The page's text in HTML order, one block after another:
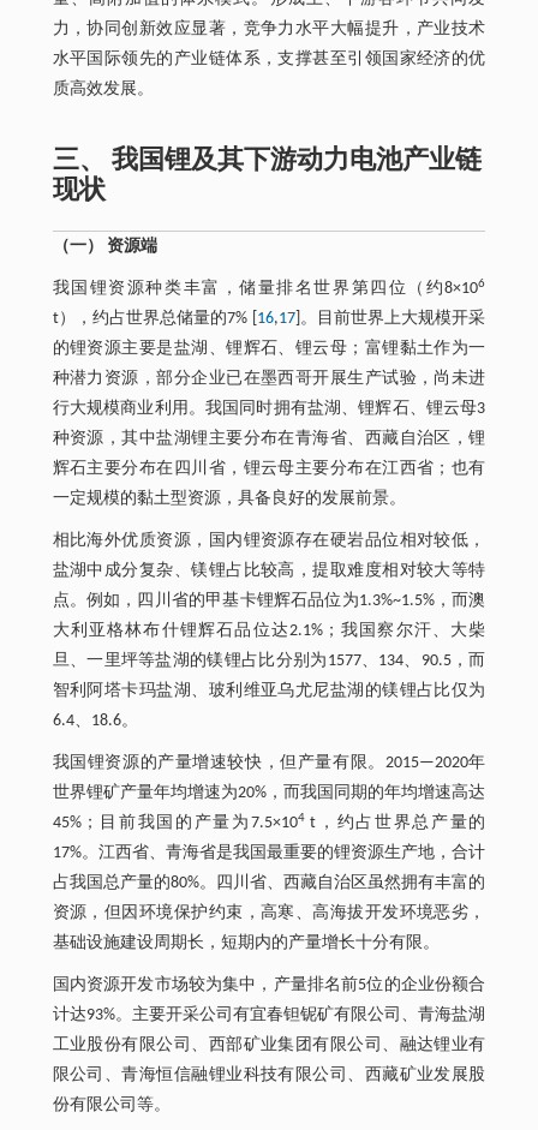
力，协同创新效应显著，竞争力水平大幅提升，产业技术
水平国际领先的产业链体系，支撑甚至引领国家经济的优
质高效发展。
三、 我国锂及其下游动力电池产业链
现状
（一） 资源端
我国锂资源种类丰富，储量排名世界第四位（约8×106
t），约占世界总储量的7% [ 16,17]。目前世界上大规模开采
的锂资源主要是盐湖、锂辉石、锂云母；富锂黏土作为一
种潜力资源，部分企业已在墨西哥开展生产试验，尚未进
行大规模商业利用。我国同时拥有盐湖、锂辉石、锂云母3
种资源，其中盐湖锂主要分布在青海省、西藏自治区，锂
辉石主要分布在四川省，锂云母主要分布在江西省；也有
一定规模的黏土型资源，具备良好的发展前景。
相比海外优质资源，国内锂资源存在硬岩品位相对较低，
盐湖中成分复杂、镁锂占比较高，提取难度相对较大等特
点。例如，四川省的甲基卡锂辉石品位为1.3%~1.5%，而澳
大利亚格林布什锂辉石品位达2.1%；我国察尔汗、大柴
旦、一里坪等盐湖的镁锂占比分别为1577、134、90.5，而
智利阿塔卡玛盐湖、玻利维亚乌尤尼盐湖的镁锂占比仅为
6.4、18.6。
我国锂资源的产量增速较快，但产量有限。2015—2020年
世界锂矿产量年均增速为20%，而我国同期的年均增速高达
45%；目前我国的产量为7.5×104t，约占世界总产量的
17%。江西省、青海省是我国最重要的锂资源生产地，合计
占我国总产量的80%。四川省、西藏自治区虽然拥有丰富的
资源，但因环境保护约束，高寒、高海拔开发环境恶劣，
基础设施建设周期长，短期内的产量增长十分有限。
国内资源开发市场较为集中，产量排名前5位的企业份额合
计达93%。主要开采公司有宜春钽铌矿有限公司、青海盐湖
工业股份有限公司、西部矿业集团有限公司、融达锂业有
限公司、青海恒信融锂业科技有限公司、西藏矿业发展股
份有限公司等。